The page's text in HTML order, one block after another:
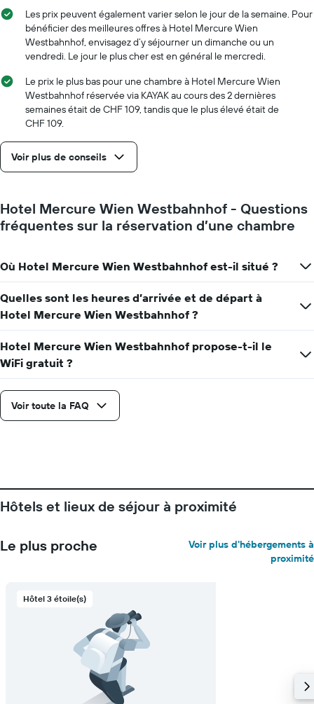
axe
indiquent
le
de
jours
avant
le
Sur
le
graphique,
Y
indiquent
moyen
d'une
chambre
Les prix peuvent également varier selon le jour de la semaine. Pour
bénéficier des meilleures offres à Hotel Mercure Wien
Westbahnhof, envisagez d’y séjourner un dimanche ou un
vendredi. Le jour le plus cher est en général le mercredi.
Le prix le plus bas pour une chambre à Hotel Mercure Wien
Westbahnhof réservée via KAYAK au cours des 2 dernières
semaines était de CHF 109, tandis que le plus élevé était de
CHF 109.
Voir plus de conseils
Hotel Mercure Wien Westbahnhof - Questions
fréquentes sur la réservation d’une chambre
Où Hotel Mercure Wien Westbahnhof est-il situé ?
Quelles sont les heures d’arrivée et de départ à
Hotel Mercure Wien Westbahnhof ?
Hotel Mercure Wien Westbahnhof propose-t-il le
WiFi gratuit ?
Voir toute la FAQ
Hôtels et lieux de séjour à proximité
Le plus proche
Voir plus d'hébergements à
proximité
Hôtel 3 étoile(s)